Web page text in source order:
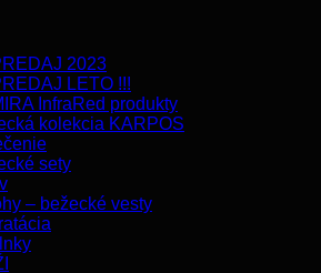
2023
LETO !!!
InfraRed produkty
kolekcia KARPOS
sety
– bežecké vesty